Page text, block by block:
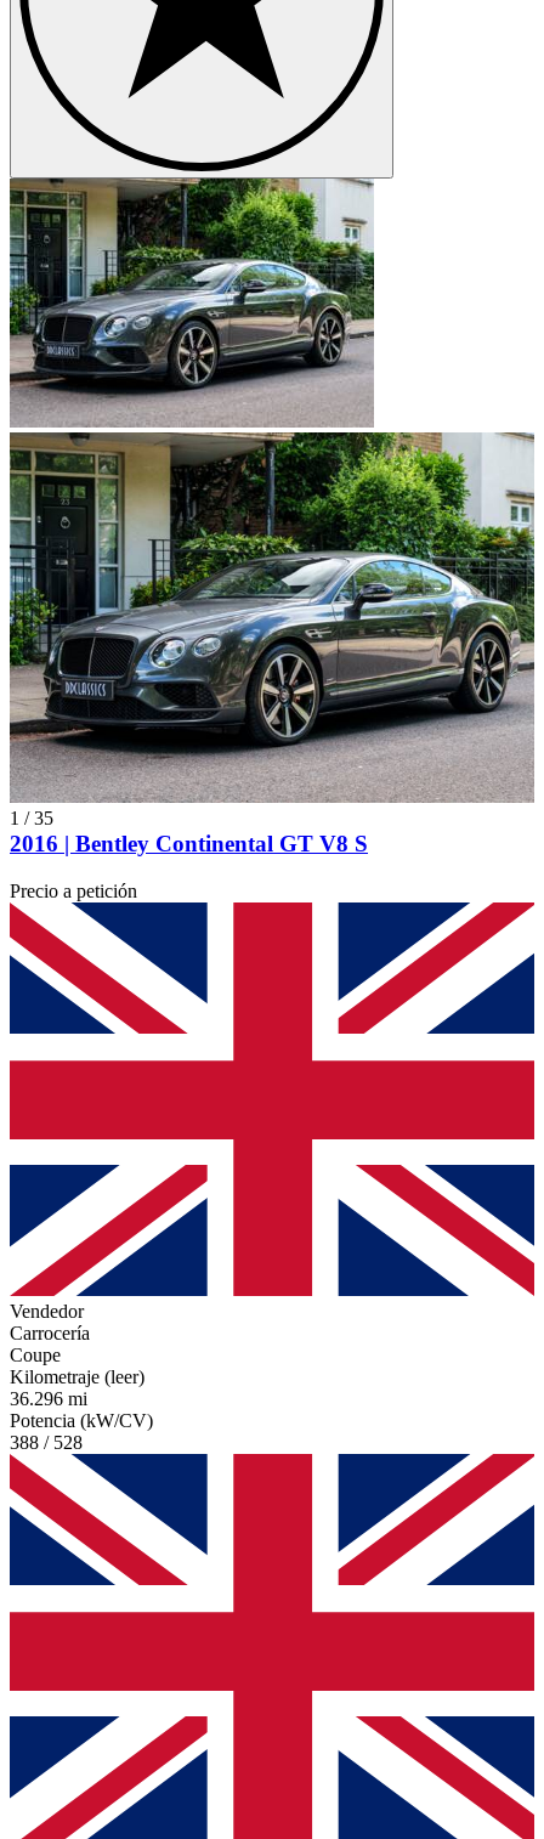
1 /35
2016 | Bentley Continental GT V8 S
Precio a petición
Vendedor
Carrocería
Coupe
Kilometraje (leer)
36.296 mi
Potencia (kW/CV)
388 / 528